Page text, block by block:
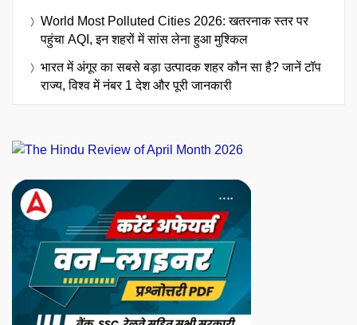
World Most Polluted Cities 2026: खतरनाक स्तर पर
पहुंचा AQI, इन शहरों में सांस लेना हुआ मुश्किल
भारत में अंगूर का सबसे बड़ा उत्पादक शहर कौन सा है? जानें टॉप
राज्य, विश्व में नंबर 1 देश और पूरी जानकारी